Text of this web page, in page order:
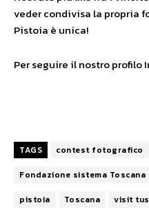
veder condivisa la propria
Pistoia è unica!
Per seguire il nostro profilo
TAGS contest fotografico
Fondazione sistema Toscana
pistoia
Toscana visit